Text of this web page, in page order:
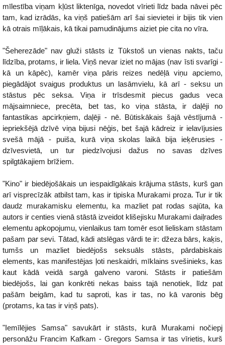
mīlestība viņam kļūst liktenīga, novedot vīrieti līdz bada nāvei pēc
tam, kad izrādās, ka viņš patiešām arī šai sievietei ir bijis tik vien
kā otrais mīļākais, kā tikai pamudinājums aiziet pie cita no vīra.
"Šeherezāde" nav gluži stāsts iz Tūkstoš un vienas nakts, taču
līdzība, protams, ir liela. Viņš nevar iziet no mājas (nav īsti svarīgi -
kā un kāpēc), kamēr viņa pāris reizes nedēļā viņu apciemo,
piegādājot svaigus produktus un lasāmvielu, kā arī - seksu un
stāstus pēc seksa. Viņa ir trīsdesmit piecus gadus veca
mājsaimniece, precēta, bet tas, ko viņa stāsta, ir daļēji no
fantastikas apcirkņiem, daļēji - nē. Būtiskākais šajā vēstījumā -
iepriekšējā dzīvē viņa bijusi nēģis, bet šajā kādreiz ir ielavījusies
svešā mājā - puiša, kurā viņa skolas laikā bija ieķērusies -
dzīvesvietā, un tur piedzīvojusi dažus no savas dzīves
spilgtākajiem brīžiem.
"Kino" ir biedējošākais un iespaidīgākais krājuma stāsts, kurš gan
arī visprecīzāk atbilst tam, kas ir tipiska Murakami proza. Tur ir tik
daudz murakamisku elementu, ka mazliet pat rodas sajūta, ka
autors ir centies vienā stāstā izveidot klišejisku Murakami daiļrades
elementu apkopojumu, vienlaikus tam tomēr esot lieliskam stāstam
pašam par sevi. Tātad, kādi atslēgas vārdi te ir: džeza bārs, kaķis,
tumšs un mazliet biedējošs seksuāls stāsts, pārdabiskais
elements, kas manifestējas ļoti neskaidri, mīklains svešinieks, kas
kaut kādā veidā sargā galveno varoni. Stāsts ir patiešām
biedējošs, lai gan konkrēti nekas baiss tajā nenotiek, līdz pat
pašām beigām, kad tu saproti, kas ir tas, no kā varonis bēg
(protams, ka tas ir viņš pats).
"Iemīlējies Samsa" savukārt ir stāsts, kurā Murakami nočiepj
personāžu Francim Kafkam - Gregors Samsa ir tas vīrietis, kurš